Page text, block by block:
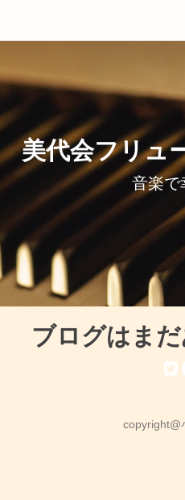
美代会フリュ
音楽で
ブログはまだ
copyright@